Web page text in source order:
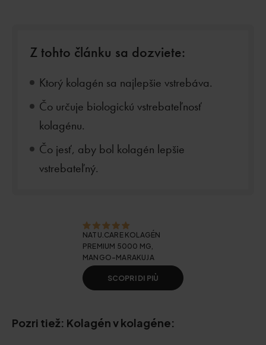
Z tohto článku sa dozviete:
Ktorý kolagén sa najlepšie vstrebáva.
Čo určuje biologickú vstrebateľnosť
kolagénu.
Čo jesť, aby bol kolagén lepšie
vstrebateľný.
NATU.CARE KOLAGÉN
PREMIUM 5000 MG,
MANGO-MARAKUJA
SCOPRI DI PIÙ
Pozri tiež: Kolagén v kolagéne: